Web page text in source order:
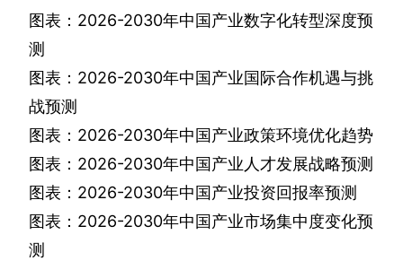
图表： 2026-2030年中国产业数字化转型深度预
测
图表： 2026-2030年中国产业国际合作机遇与挑
战预测
图表： 2026-2030年中国产业政策环境优化趋势
图表： 2026-2030年中国产业人才发展战略预测
图表： 2026-2030年中国产业投资回报率预测
图表： 2026-2030年中国产业市场集中度变化预
测